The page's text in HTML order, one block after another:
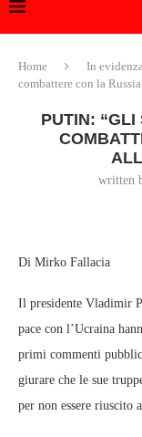
Home In
combattere con la
PUTIN: “GLI
written
Di Mirko Fallacia
Il presidente Vladimir
pace con l’Ucraina
primi commenti
giurare che le sue
per non essere riuscito